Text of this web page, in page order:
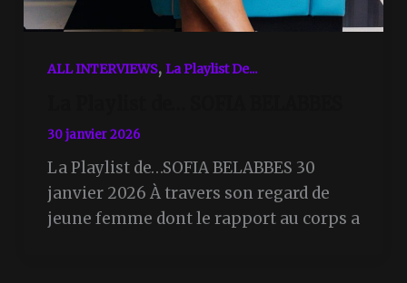
ALL INTERVIEWS, La Playlist De...
30 janvier 2026
La Playlist de…SOFIA BELABBES 30
janvier 2026 À travers son regard de
jeune femme dont le rapport au corps a